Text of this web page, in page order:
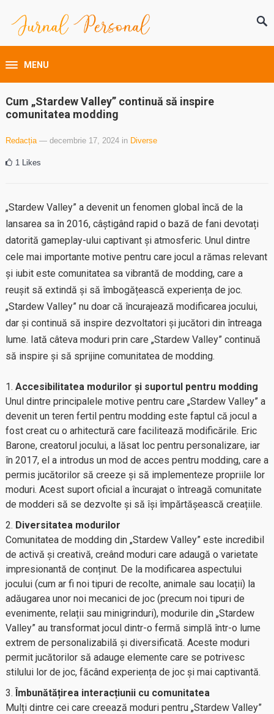
MENU
Cum „Stardew Valley” continuă să inspire
comunitatea modding
Redacția — decembrie 17, 2024 in Diverse
1 Likes
„Stardew Valley” a devenit un fenomen global încă de la
lansarea sa în 2016, câștigând rapid o bază de fani devotați
datorită gameplay-ului captivant și atmosferic. Unul dintre
cele mai importante motive pentru care jocul a rămas relevant
și iubit este comunitatea sa vibrantă de modding, care a
reușit să extindă și să îmbogățească experiența de joc.
„Stardew Valley” nu doar că încurajează modificarea jocului,
dar și continuă să inspire dezvoltatori și jucători din întreaga
lume. Iată câteva moduri prin care „Stardew Valley” continuă
să inspire și să sprijine comunitatea de modding.
Accesibilitatea modurilor și suportul pentru modding
Unul dintre principalele motive pentru care „Stardew Valley” a
devenit un teren fertil pentru modding este faptul că jocul a
fost creat cu o arhitectură care facilitează modificările. Eric
Barone, creatorul jocului, a lăsat loc pentru personalizare, iar
în 2017, el a introdus un mod de acces pentru modding, care a
permis jucătorilor să creeze și să implementeze propriile lor
moduri. Acest suport oficial a încurajat o întreagă comunitate
de modderi să se dezvolte și să își împărtășească creațiile.
Diversitatea modurilor
Comunitatea de modding din „Stardew Valley” este incredibil
de activă și creativă, creând moduri care adaugă o varietate
impresionantă de conținut. De la modificarea aspectului
jocului (cum ar fi noi tipuri de recolte, animale sau locații) la
adăugarea unor noi mecanici de joc (precum noi tipuri de
evenimente, relații sau minigrinduri), modurile din „Stardew
Valley” au transformat jocul dintr-o fermă simplă într-o lume
extrem de personalizabilă și diversificată. Aceste moduri
permit jucătorilor să adauge elemente care se potrivesc
stilului lor de joc, făcând experiența de joc și mai captivantă.
Îmbunătățirea interacțiunii cu comunitatea
Mulți dintre cei care creează moduri pentru „Stardew Valley”